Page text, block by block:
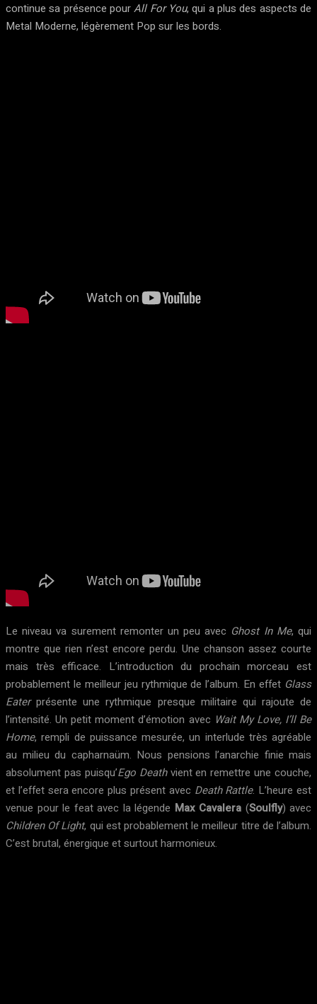
continue sa présence pourAll For You, qui a plus des aspects de
Metal Moderne, légèrement Pop sur les bords.
Le niveau va surement remonter un peu avec Ghost In Me, qui
montre que rien n’est encore perdu. Une chanson assez courte
mais très efficace. L’introduction du prochain morceau est
probablement le meilleur jeu rythmique de l’album. En effet Glass
Eaterprésente une rythmique presque militaire qui rajoute de
l’intensité. Un petit moment d’émotion avec Wait My Love, I’ll Be
Home, rempli de puissance mesurée, un interlude très agréable
au milieu du capharnaüm. Nous pensions l’anarchie finie mais
absolument pas puisqu’Ego Deathvient en remettre une couche,
et l’effet sera encore plus présent avec Death Rattle. L’heure est
venue pour le feat avec la légende Max Cavalera (Soulfly) avec
Children Of Light, qui est probablement le meilleur titre de l’album.
C’est brutal, énergique et surtout harmonieux.